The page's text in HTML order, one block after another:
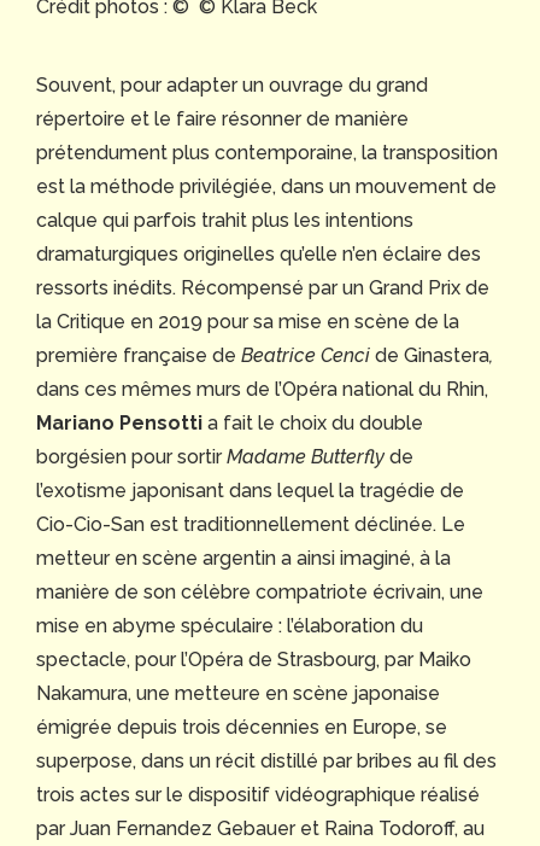
Crédit photos : © © Klara Beck
Souvent, pour adapter un ouvrage du grand
répertoire et le faire résonner de manière
prétendument plus contemporaine, la transposition
est la méthode privilégiée, dans un mouvement de
calque qui parfois trahit plus les intentions
dramaturgiques originelles qu’elle n’en éclaire des
ressorts inédits. Récompensé par un Grand Prix de
la Critique en 2019 pour sa mise en scène de la
première française de Beatrice Cenci de Ginastera,
dans ces mêmes murs de l’Opéra national du Rhin,
Mariano Pensotti a fait le choix du double
borgésien pour sortirMadame Butterfly de
l’exotisme japonisant dans lequel la tragédie de
Cio-Cio-San est traditionnellement déclinée. Le
metteur en scène argentin a ainsi imaginé, à la
manière de son célèbre compatriote écrivain, une
mise en abyme spéculaire : l’élaboration du
spectacle, pour l’Opéra de Strasbourg, par Maiko
Nakamura, une metteure en scène japonaise
émigrée depuis trois décennies en Europe, se
superpose, dans un récit distillé par bribes au fil des
trois actes sur le dispositif vidéographique réalisé
par Juan Fernandez Gebauer et Raina Todoroff, au